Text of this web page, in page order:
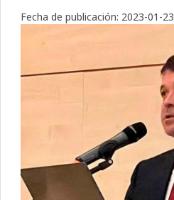
Fecha de publicación: 2023-01-23